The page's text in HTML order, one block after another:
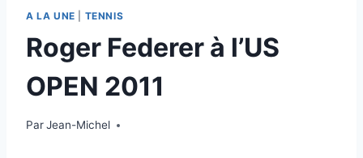
A LA UNE TENNIS
Roger Federer à l’US
OPEN 2011
ParJean-Michel
30 août 2011